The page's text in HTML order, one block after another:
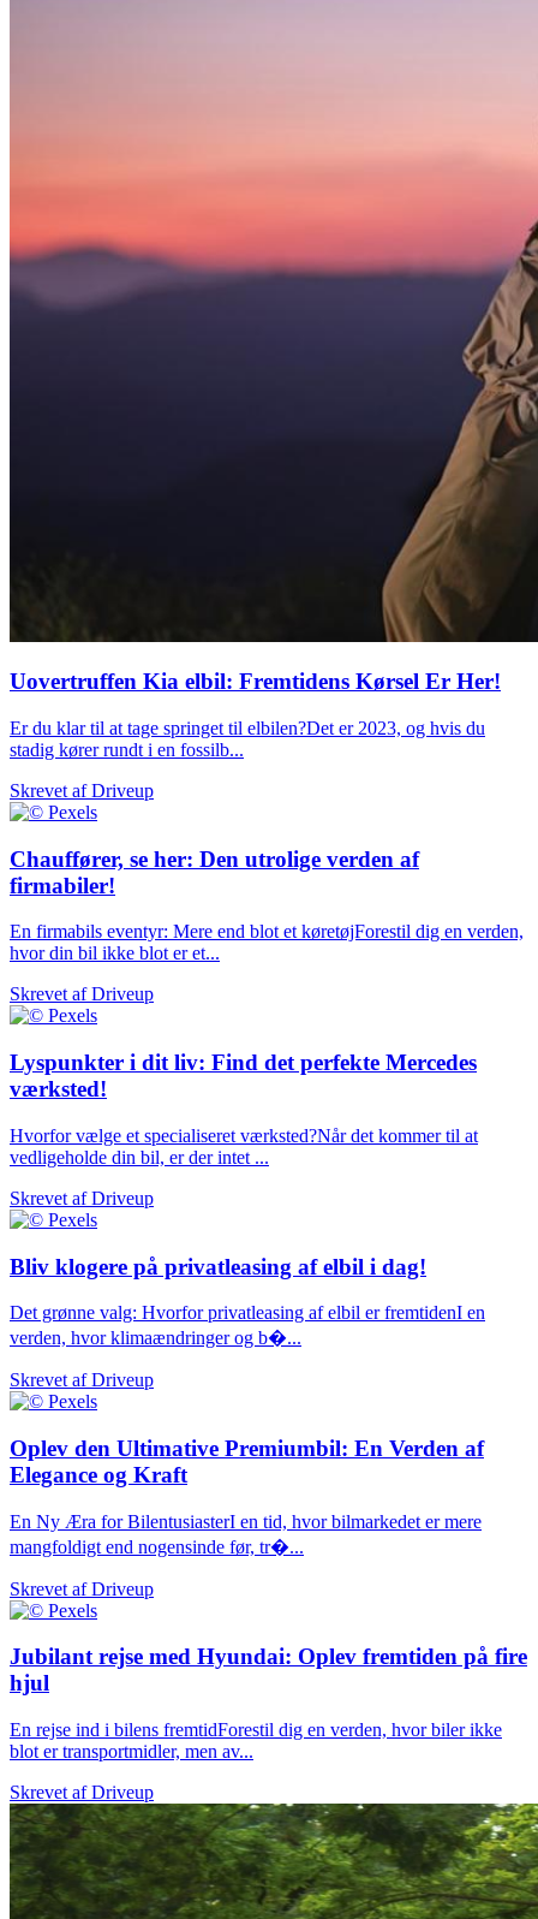
Uovertruffen Kia elbil: Fremtidens Kørsel Er Her!
Er du klar til at tage springet til elbilen?Det er 2023, og hvis du
stadig kører rundt i en fossilb...
Skrevet afDriveup
Chauffører, se her: Den utrolige verden af
firmabiler!
En firmabils eventyr: Mere end blot et køretøjForestil dig en verden,
hvor din bil ikke blot er et...
Skrevet afDriveup
Lyspunkter i dit liv: Find det perfekte Mercedes
værksted!
Hvorfor vælge et specialiseret værksted?Når det kommer til at
vedligeholde din bil, er der intet ...
Skrevet afDriveup
Bliv klogere på privatleasing af elbil i dag!
Det grønne valg: Hvorfor privatleasing af elbil er fremtidenI en
verden, hvor klimaændringer og b�...
Skrevet afDriveup
Oplev den Ultimative Premiumbil: En Verden af
Elegance og Kraft
En Ny Æra for BilentusiasterI en tid, hvor bilmarkedet er mere
mangfoldigt end nogensinde før, tr�...
Skrevet afDriveup
Jubilant rejse med Hyundai: Oplev fremtiden på fire
hjul
En rejse ind i bilens fremtidForestil dig en verden, hvor biler ikke
blot er transportmidler, men av...
Skrevet afDriveup